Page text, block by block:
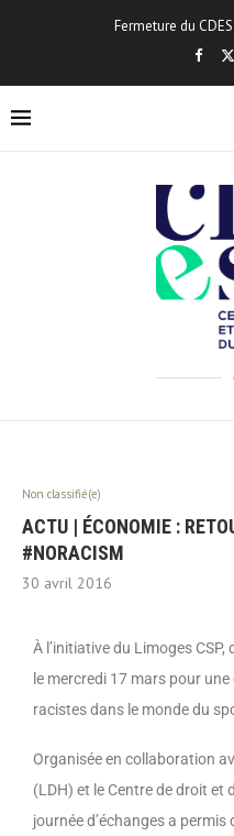
Fermeture du
Non classifié(e)
ACTU | ÉCONOMIE :
#NORACISM
30 avril 2016
À l’initiative du Limoges
le mercredi 17 mars pour
racistes dans le monde du
Organisée en collaboration
(LDH) et le Centre de droit et
journée d’échanges a